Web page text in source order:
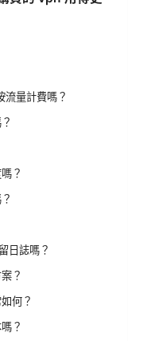
量計費嗎？
？
日誌嗎？
？
何？
？